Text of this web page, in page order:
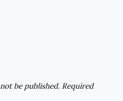
be published. Required